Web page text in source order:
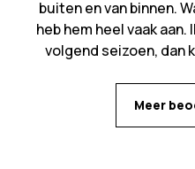
buiten en van binnen.
heb hem heel vaak
volgend seizoen, dan
Meer